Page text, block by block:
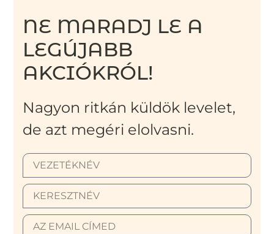
NE MARADJ LE A
LEGÚJABB
AKCIÓKRÓL!
Nagyon ritkán küldök levelet,
de azt megéri elolvasni.